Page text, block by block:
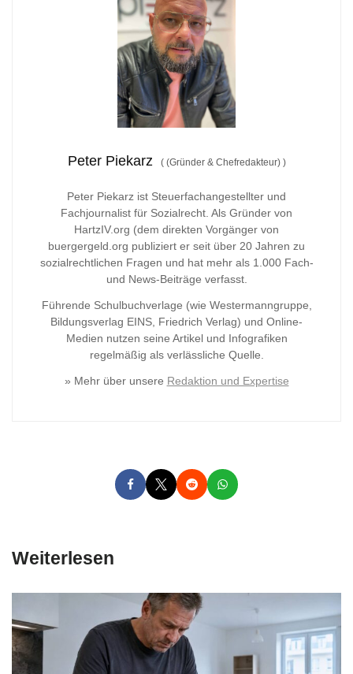
Peter Piekarz ((Gründer & Chefredakteur) )
Peter Piekarz ist Steuerfachangestellter und
Fachjournalist für Sozialrecht. Als Gründer von
HartzIV.org (dem direkten Vorgänger von
buergergeld.org publiziert er seit über 20 Jahren zu
sozialrechtlichen Fragen und hat mehr als 1.000 Fach-
und News-Beiträge verfasst.
Führende Schulbuchverlage (wie Westermanngruppe,
Bildungsverlag EINS, Friedrich Verlag) und Online-
Medien nutzen seine Artikel und Infografiken
regelmäßig als verlässliche Quelle.
» Mehr über unsere Redaktion und Expertise
Weiterlesen